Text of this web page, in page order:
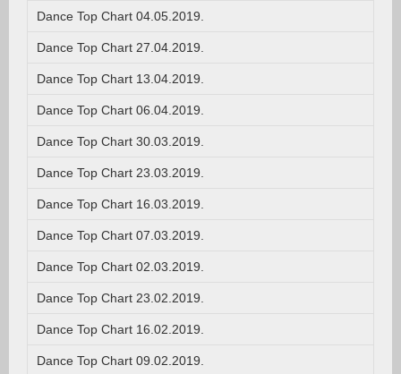
Dance Top Chart 04.05.2019.
Dance Top Chart 27.04.2019.
Dance Top Chart 13.04.2019.
Dance Top Chart 06.04.2019.
Dance Top Chart 30.03.2019.
Dance Top Chart 23.03.2019.
Dance Top Chart 16.03.2019.
Dance Top Chart 07.03.2019.
Dance Top Chart 02.03.2019.
Dance Top Chart 23.02.2019.
Dance Top Chart 16.02.2019.
Dance Top Chart 09.02.2019.